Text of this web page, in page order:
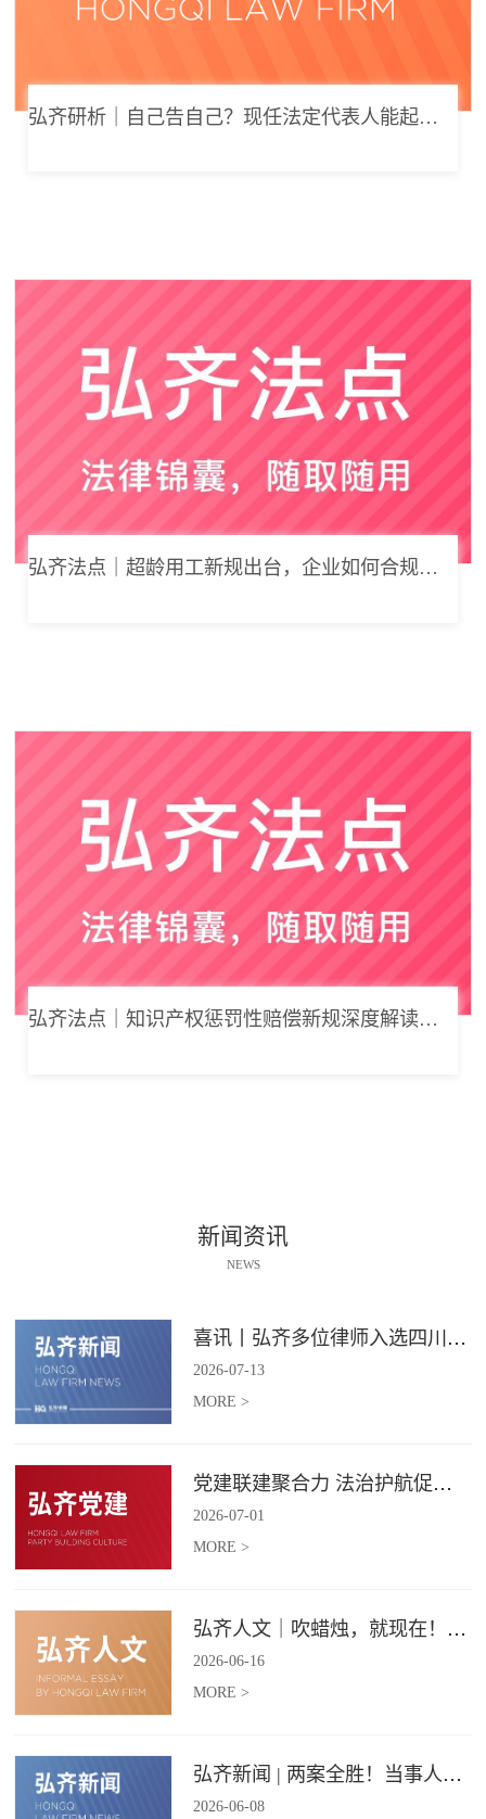
弘齐研析｜自己告自己？现任法定代表人能起诉公司索要劳动报酬吗？
弘齐法点｜超龄用工新规出台，企业如何合规用工
弘齐法点｜知识产权惩罚性赔偿新规深度解读： 从“赔得起”到“赔不起”的司法逻辑
新闻资讯
NEWS
喜讯丨弘齐多位律师入选四川省破产管理人协会工作委员会委员
2026-07-13
MORE >
党建联建聚合力 法治护航促振兴 | 弘齐律所党支部与龙星村党委联合开展庆 “七一” 主题党日活动
2026-07-01
MORE >
弘齐人文｜吹蜡烛，就现在！弘齐第二季度生日会如约而至
2026-06-16
MORE >
弘齐新闻 | 两案全胜！当事人赠 “律法精湛 不负重托” 锦旗致谢
2026-06-08